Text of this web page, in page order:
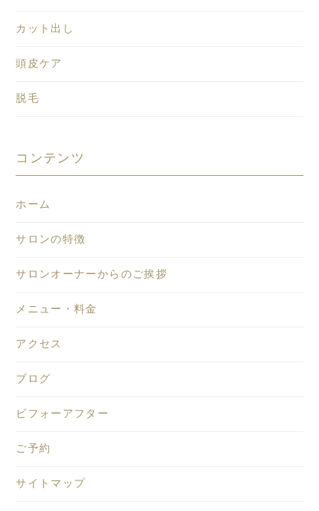
カット出し
頭皮ケア
脱毛
コンテンツ
ホーム
サロンの特徴
サロンオーナーからのご挨拶
メニュー・料金
アクセス
ブログ
ビフォーアフター
ご予約
サイトマップ